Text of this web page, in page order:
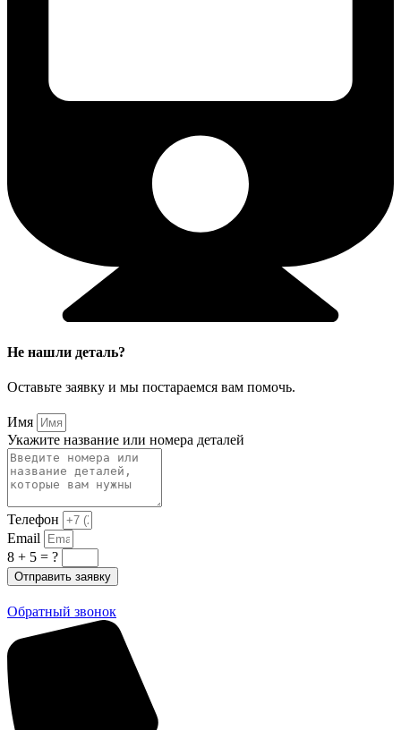
Не нашли деталь?
Оставьте заявку и мы постараемся вам помочь.
Имя
Укажите название или номера деталей
Телефон
Email
8 + 5 = ?
Отправить заявку
Обратный звонок